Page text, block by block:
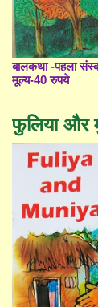
बालकथा -पहला
मूल्य-40 रुपये
फुलिया और